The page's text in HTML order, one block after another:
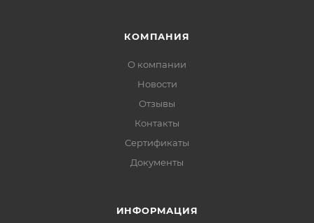
КОМПАНИЯ
О компании
Новости
Отзывы
Контакты
Сертификаты
Документы
ИНФОРМАЦИЯ